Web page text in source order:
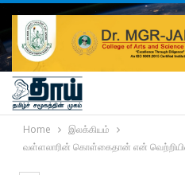
Home
இலக்கியம்
வள்ளலாரின் கொள்கைதான் என்